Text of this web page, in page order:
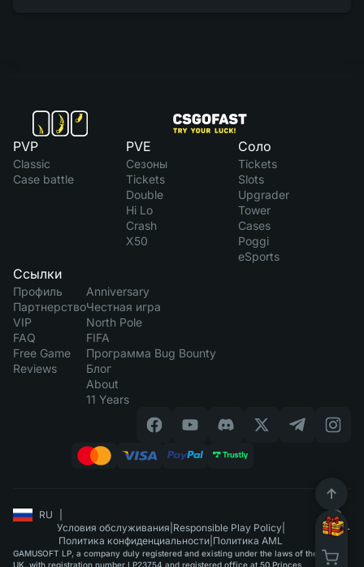
PVP
Classic
Case battle
PVE
Сезоны
Tickets
Double
Hi Lo
Crash
X50
Соло
Tickets
Slots
Upgrader
Tower
Cases
Poggi
eSports
Ссылки
Профиль
Партнерство
VIP
FAQ
Free Game
Reviews
Anniversary
Честная игра
North Pole
FIFA
Программа Bug Bounty
Блог
About
11 Years
RU
Условия обслуживания Responsible Play Policy|
Политика конфиденциальности Политика AML
GAMUSOFT LP, a company duly registered and existing under the laws of the
UK, with registration number LP23754 and registered office at 50 Princes